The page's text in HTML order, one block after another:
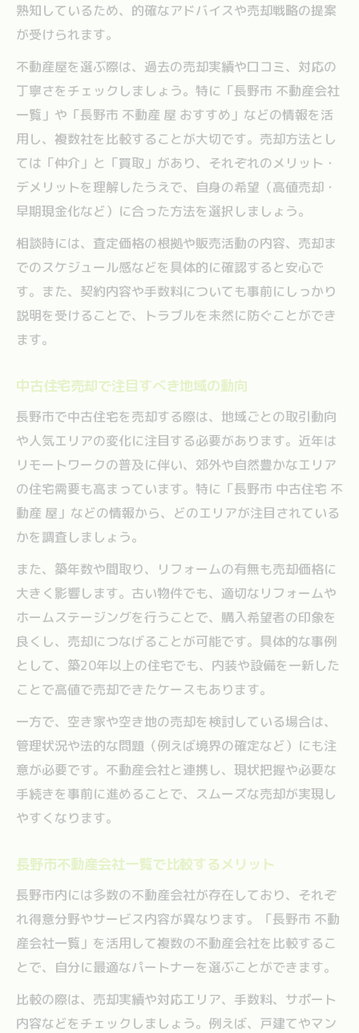
熟知しているため、的確なアドバイスや売却戦略の提案
が受けられます。
不動産屋を選ぶ際は、過去の売却実績や口コミ、対応の
丁寧さをチェックしましょう。特に「長野市 不動産会社
一覧」や「長野市 不動産 屋 おすすめ」などの情報を活
用し、複数社を比較することが大切です。売却方法とし
ては「仲介」と「買取」があり、それぞれのメリット・
デメリットを理解したうえで、自身の希望（高値売却・
早期現金化など）に合った方法を選択しましょう。
相談時には、査定価格の根拠や販売活動の内容、売却ま
でのスケジュール感などを具体的に確認すると安心で
す。また、契約内容や手数料についても事前にしっかり
説明を受けることで、トラブルを未然に防ぐことができ
ます。
中古住宅売却で注目すべき地域の動向
長野市で中古住宅を売却する際は、地域ごとの取引動向
や人気エリアの変化に注目する必要があります。近年は
リモートワークの普及に伴い、郊外や自然豊かなエリア
の住宅需要も高まっています。特に「長野市 中古住宅 不
動産 屋」などの情報から、どのエリアが注目されている
かを調査しましょう。
また、築年数や間取り、リフォームの有無も売却価格に
大きく影響します。古い物件でも、適切なリフォームや
ホームステージングを行うことで、購入希望者の印象を
良くし、売却につなげることが可能です。具体的な事例
として、築20年以上の住宅でも、内装や設備を一新した
ことで高値で売却できたケースもあります。
一方で、空き家や空き地の売却を検討している場合は、
管理状況や法的な問題（例えば境界の確定など）にも注
意が必要です。不動産会社と連携し、現状把握や必要な
手続きを事前に進めることで、スムーズな売却が実現し
やすくなります。
長野市不動産会社一覧で比較するメリット
長野市内には多数の不動産会社が存在しており、それぞ
れ得意分野やサービス内容が異なります。「長野市 不動
産会社一覧」を活用して複数の不動産会社を比較するこ
とで、自分に最適なパートナーを選ぶことができます。
比較の際は、売却実績や対応エリア、手数料、サポート
内容などをチェックしましょう。例えば、戸建てやマン